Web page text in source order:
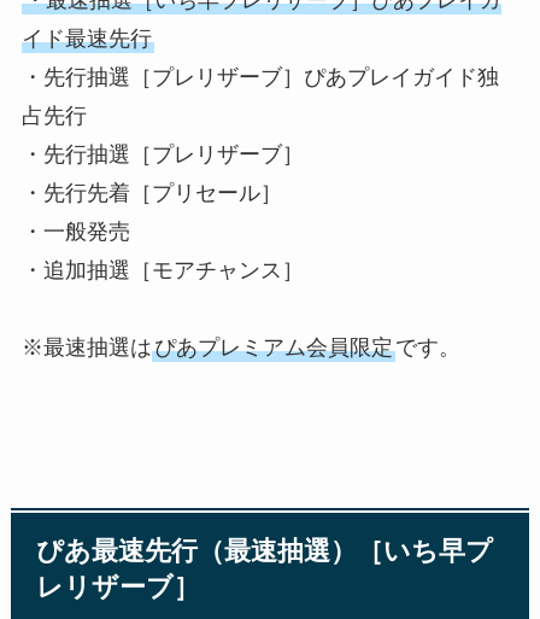
イド最速先行
・先行抽選［プレリザーブ］ぴあプレイガイド独
占先行
・先行抽選［プレリザーブ］
・先行先着［プリセール］
・一般発売
・追加抽選［モアチャンス］
※最速抽選はぴあプレミアム会員限定です。
ぴあ最速先行（最速抽選）［いち早プ
レリザーブ］